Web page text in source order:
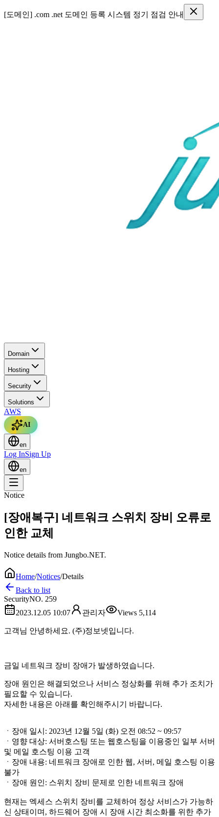
[도메인] .com .net 도메인 등록 시스템 정기 점검 안내
Domain
Hosting
Security
Solutions
AWS
AI
en
Log InSign Up
en
Notice
[장애복구] 네트워크 스위치 장비 오류로
인한 교체
Notice details from Jungbo.NET.
Home/Notices/Details
Back to list
SecurityNO. 259
2023.12.05 10:07
관리자 Views 5,114
고객님 안녕하세요. (주)정보넷입니다.
금일 네트워크 장비 장애가 발생하였습니다.
장애 원인은 해결되었으나 서비스 정상화를 위해 추가 조치가
필요할 수 있습니다.
자세한 내용은 아래를 확인해주시기 바랍니다.
ㆍ장애 일시: 2023년 12월 5일 (화) 오전 08:52 ~ 09:57
ㆍ영향 대상: 서버호스팅 또는 웹호스팅을 이용중인 일부 서버
및 메일 호스팅 이용 고객
ㆍ장애 내용: 네트워크 장애로 인한 웹, 서버, 메일 호스팅 이용
불가
ㆍ장애 원인: 스위치 장비 문제로 인한 네트워크 장애
현재는 엑세스 스위치 장비를 교체하여 정상 서비스가 가능하
신 상태이며, 하드웨어 장애 시 장애 시간 최소화를 위한 추가